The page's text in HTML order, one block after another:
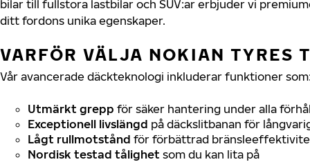
bilar till fullstora lastbilar och SUV:ar erbjuder vi
ditt fordons unika egenskaper.
VARFÖR VÄLJA NOKIAN TYRES
Vår avancerade däckteknologi inkluderar funktioner
Utmärkt grepp för säker hantering under alla
Exceptionell livslängd på däckslitbanan för
Lågt rullmotstånd för förbättrad
Nordisk testad tålighet som du kan lita på